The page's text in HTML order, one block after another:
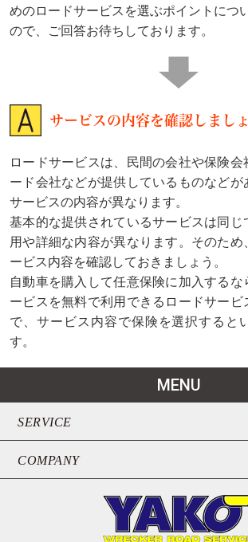
めのロードサービスを選ぶポイントにつ
ので、ご回答お待ちしております。
サービスの内容を確認しまし
ロードサービスは、民間の会社や保険会
ード会社などが提供しているものなどが
サービスの内容が異なります。
基本的な提供されているサービスは同じ
用や詳細な内容が異なります。そのため
ービス内容を確認しておきましょう。
自動車を購入して任意保険に加入するな
ービスを無料で利用できるロードサービ
で、サービス内容で保険を選択すると
す。
MENU
SERVICE
COMPANY